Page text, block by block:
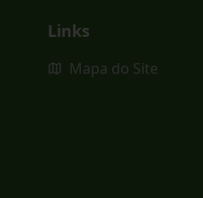
Links
Mapa do Site